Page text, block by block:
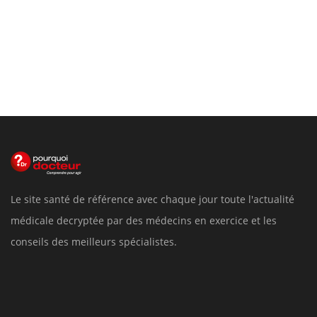
Le site santé de référence avec chaque jour toute l'actualité
médicale decryptée par des médecins en exercice et les
conseils des meilleurs spécialistes.